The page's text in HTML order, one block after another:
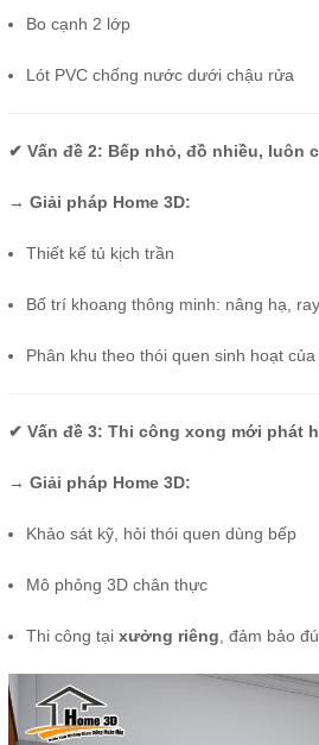
Bo cạnh 2 lớp
Lót PVC chống nước dưới chậu rửa
✔ Vấn đề 2: Bếp nhỏ, đồ nhiều, luôn
→ Giải pháp Home 3D:
Thiết kế tủ kịch trần
Bố trí khoang thông minh: nâng hạ,
Phân khu theo thói quen sinh hoạt của
✔ Vấn đề 3: Thi công xong mới phát
→ Giải pháp Home 3D:
Khảo sát kỹ, hỏi thói quen dùng bếp
Mô phỏng 3D chân thực
Thi công tại xưởng riêng , đảm bảo